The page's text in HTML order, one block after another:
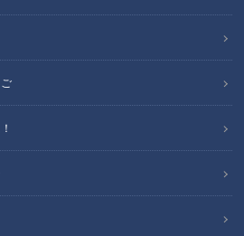
かしつけ 魚鱗癬の息子に寄り添う育児日
ー 第１３話